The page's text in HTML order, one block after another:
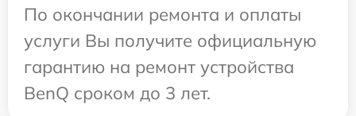
По окончании ремонта и оплаты
услуги Вы получите официальную
гарантию на ремонт устройства
BenQ сроком до 3 лет.